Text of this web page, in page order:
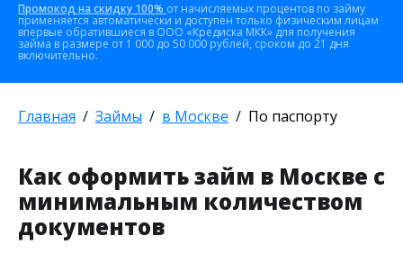
Промокод на скидку 100% от начисляемых процентов по займу
применяется автоматически и доступен только физическим лицам
впервые обратившиеся в ООО «Кредиска МКК» для получения
займа в размере от 1 000 до 50 000 рублей, сроком до 21 дня
включительно.
Главная Займы в Москве По паспорту
Как оформить займ в Москве с
минимальным количеством
документов